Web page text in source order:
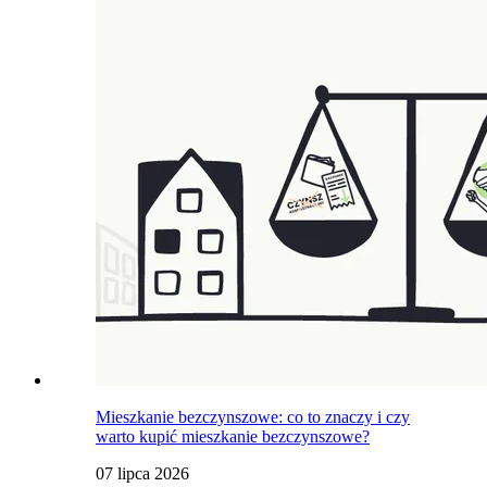
Mieszkanie bezczynszowe: co to znaczy i czy
warto kupić mieszkanie bezczynszowe?
07 lipca 2026